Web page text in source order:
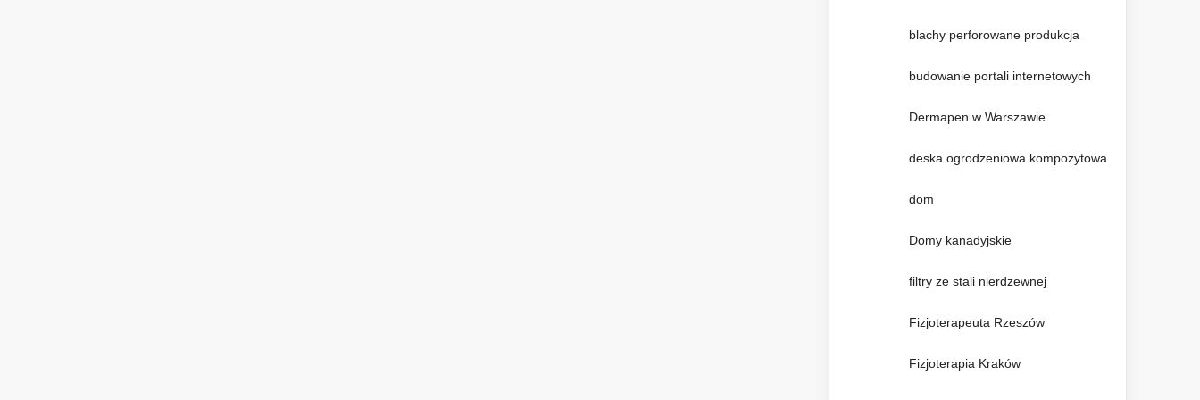
blachy perforowane produkcja
budowanie portali internetowych
Dermapen w Warszawie
deska ogrodzeniowa kompozytowa
dom
Domy kanadyjskie
filtry ze stali nierdzewnej
Fizjoterapeuta Rzeszów
Fizjoterapia Kraków